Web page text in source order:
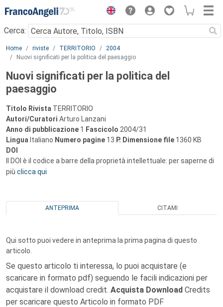
Menu
Cerca:
Main content
Home riviste TERRITORIO
2004
Nuovi significati per la politica del paesaggio
Nuovi significati per la politica del
paesaggio
Titolo Rivista TERRITORIO
Autori/Curatori Arturo Lanzani
Anno di pubblicazione 1 Fascicolo 2004/31
Lingua Italiano Numero pagine 13 P. Dimensione file 1360 KB
DOI
Il DOI è il codice a barre della proprietà intellettuale: per saperne di
più clicca qui
ANTEPRIMA CITAMI
Qui sotto puoi vedere in anteprima la prima pagina di questo
articolo.
Se questo articolo ti interessa, lo puoi acquistare (e
scaricare in formato pdf) seguendo le facili indicazioni per
acquistare il download credit. Acquista Download Credits
per scaricare questo Articolo in formato PDF